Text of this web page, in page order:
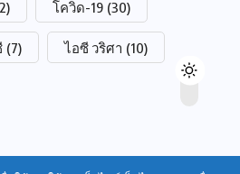
โควิด-19 (30)
(7) ไอซี วริศา (10)